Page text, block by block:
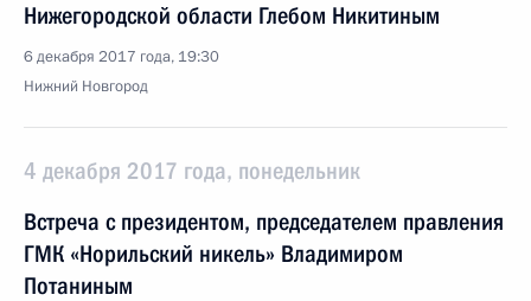
Нижегородской области Глебом Никитиным
6 декабря 2017 года, 19:30
Нижний Новгород
4 декабря 2017 года, понедельник
Встреча с президентом, председателем правления
ГМК «Норильский никель» Владимиром
Потаниным